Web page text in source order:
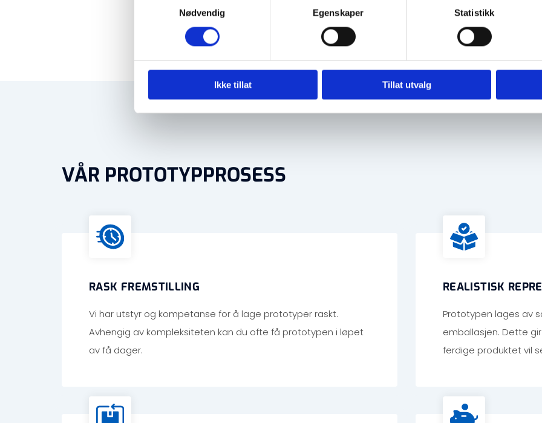
Nødvendig
Egenskaper Statistikk
Ikke tillat Tillat utvalg
VÅR PROTOTYPPROSESS
RASK FREMSTILLING
Vi har utstyr og kompetanse for å lage prototyper raskt.
Avhengig av kompleksiteten kan du ofte få prototypen i løpet
av få dager.
REALISTISK
Prototypen lages av
emballasjen. Dette
ferdige produktet vil